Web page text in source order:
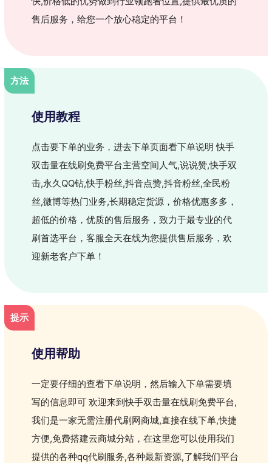
售后服务，给您一个放心稳定的平台！
方法
使用教程
点击要下单的业务，进去下单页面看下单说明 快手
双击量在线刷免费平台主营空间人气,说说赞,快手双
击,永久QQ钻,快手粉丝,抖音点赞,抖音粉丝,全民粉
丝,微博等热门业务,长期稳定货源，价格优惠多多，
超低的价格，优质的售后服务，致力于最专业的代
刷首选平台，客服全天在线为您提供售后服务，欢
迎新老客户下单！
提示
使用帮助
一定要仔细的查看下单说明，然后输入下单需要填
写的信息即可 欢迎来到快手双击量在线刷免费平台,
我们是一家无需注册代刷网商城,直接在线下单,快捷
方便,免费搭建云商城分站，在这里您可以使用我们
提供的各种qq代刷服务,各种最新资源,了解我们平台